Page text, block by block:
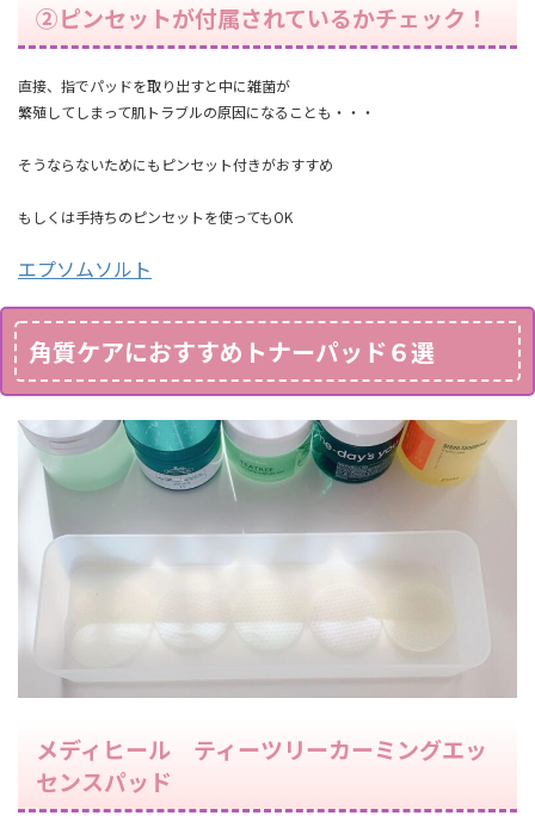
②ピンセットが付属されているかチェック！
直接、指でパッドを取り出すと中に雑菌が
繁殖してしまって肌トラブルの原因になることも・・・
そうならないためにもピンセット付きがおすすめ
もしくは手持ちのピンセットを使ってもOK
エプソムソルト
角質ケアにおすすめトナーパッド６選
メディヒール ティーツリーカーミングエッ
センスパッド